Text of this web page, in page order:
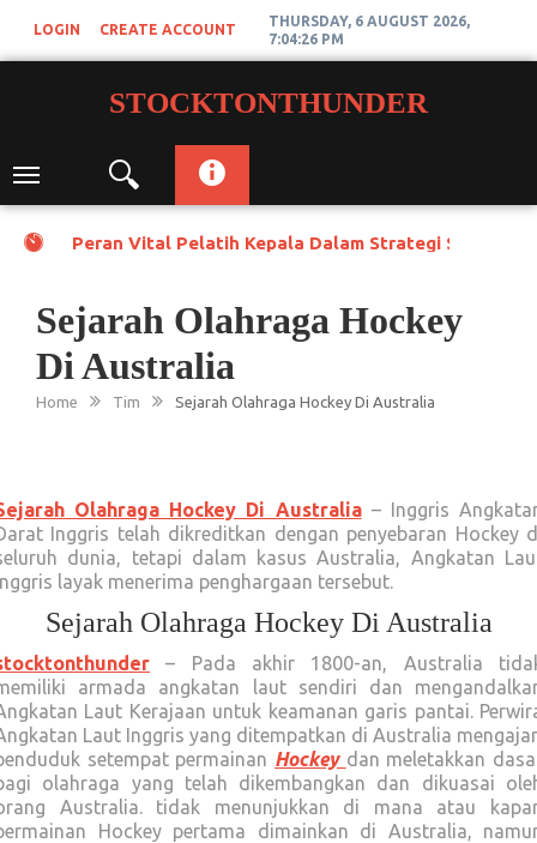
content
LOGIN CREATE ACCOUNT
THURSDAY, 6 AUGUST 2026,
7:04:26 PM
STOCKTONTHUNDER
Toggle
navigation
Peran Vital Pelatih Kepala Dalam Strategi Stockton
Sejarah Olahraga Hockey
Di Australia
Home Tim Sejarah Olahraga Hockey Di Australia
Olahraga Hockey Di Australia– Inggris
Inggris telah dikreditkan dengan penyebaran Hockey
dunia, tetapi dalam kasus Australia, Angkatan
layak menerima penghargaan tersebut.
Sejarah Olahraga Hockey Di Australia
– Pada akhir 1800-an, Australia
armada angkatan laut sendiri dan
Laut Kerajaan untuk keamanan garis pantai.
Laut Inggris yang ditempatkan di Australia
setempat permainan Hockey dan meletakkan
olahraga yang telah dikembangkan dan dikuasai
Australia. tidak menunjukkan di mana atau
Hockey pertama dimainkan di Australia,